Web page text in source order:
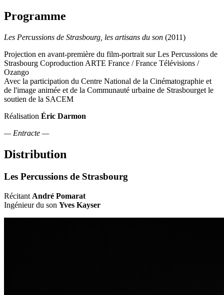
Programme
Les Percussions de Strasbourg, les artisans du son (2011)
Projection en avant-première du film-portrait sur Les Percussions de
Strasbourg Coproduction ARTE France / France Télévisions /
Ozango
Avec la participation du Centre National de la Cinématographie et
de l'image animée et de la Communauté urbaine de Strasbourget le
soutien de la SACEM
Réalisation Éric Darmon
— Entracte —
Distribution
Les Percussions de Strasbourg
Récitant André Pomarat
Ingénieur du son Yves Kayser